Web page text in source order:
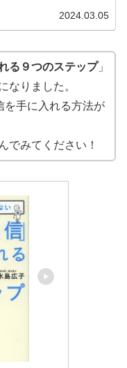
2024.03.05
る９つのステップ」
なりました。
を手に入れる方法が
でみてください！